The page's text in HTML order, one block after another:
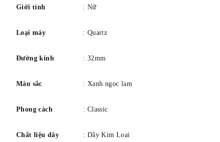
Giới tính : Nữ
Loại máy : Quartz
Đường kính : 32mm
Màu sắc : Xanh ngọc lam
Phong cách : Classic
Chất liệu dây : Dây Kim Loại